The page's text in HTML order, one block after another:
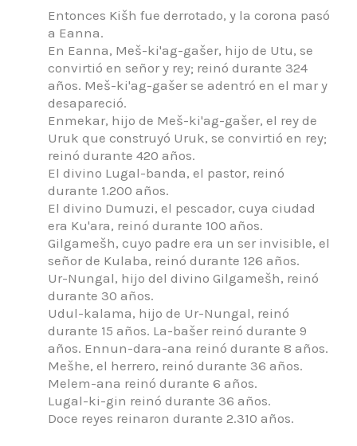
Entonces Kišh fue derrotado, y la corona pasó
a Eanna.
En Eanna, Meš-ki'ag-gašer, hijo de Utu, se
convirtió en señor y rey; reinó durante 324
años. Meš-ki'ag-gašer se adentró en el mar y
desapareció.
Enmekar, hijo de Meš-ki'ag-gašer, el rey de
Uruk que construyó Uruk, se convirtió en rey;
reinó durante 420 años.
El divino Lugal-banda, el pastor, reinó
durante 1.200 años.
El divino Dumuzi, el pescador, cuya ciudad
era Ku'ara, reinó durante 100 años.
Gilgamešh, cuyo padre era un ser invisible, el
señor de Kulaba, reinó durante 126 años.
Ur-Nungal, hijo del divino Gilgamešh, reinó
durante 30 años.
Udul-kalama, hijo de Ur-Nungal, reinó
durante 15 años. La-bašer reinó durante 9
años. Ennun-dara-ana reinó durante 8 años.
Mešhe, el herrero, reinó durante 36 años.
Melem-ana reinó durante 6 años.
Lugal-ki-gin reinó durante 36 años.
Doce reyes reinaron durante 2.310 años.